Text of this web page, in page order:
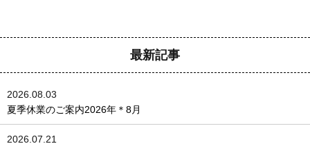
最新記事
2026.08.03
夏季休業のご案内2026年＊8月
2026.07.21